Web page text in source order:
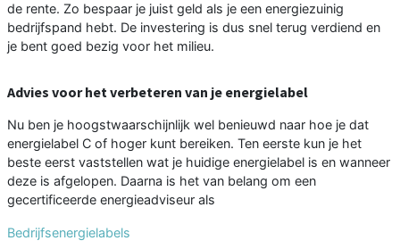
de rente. Zo bespaar je juist geld als je een energiezuinig
bedrijfspand hebt. De investering is dus snel terug verdiend en
je bent goed bezig voor het milieu.
Advies voor het verbeteren van je energielabel
Nu ben je hoogstwaarschijnlijk wel benieuwd naar hoe je dat
energielabel C of hoger kunt bereiken. Ten eerste kun je het
beste eerst vaststellen wat je huidige energielabel is en wanneer
deze is afgelopen. Daarna is het van belang om een
gecertificeerde energieadviseur als
Bedrijfsenergielabels